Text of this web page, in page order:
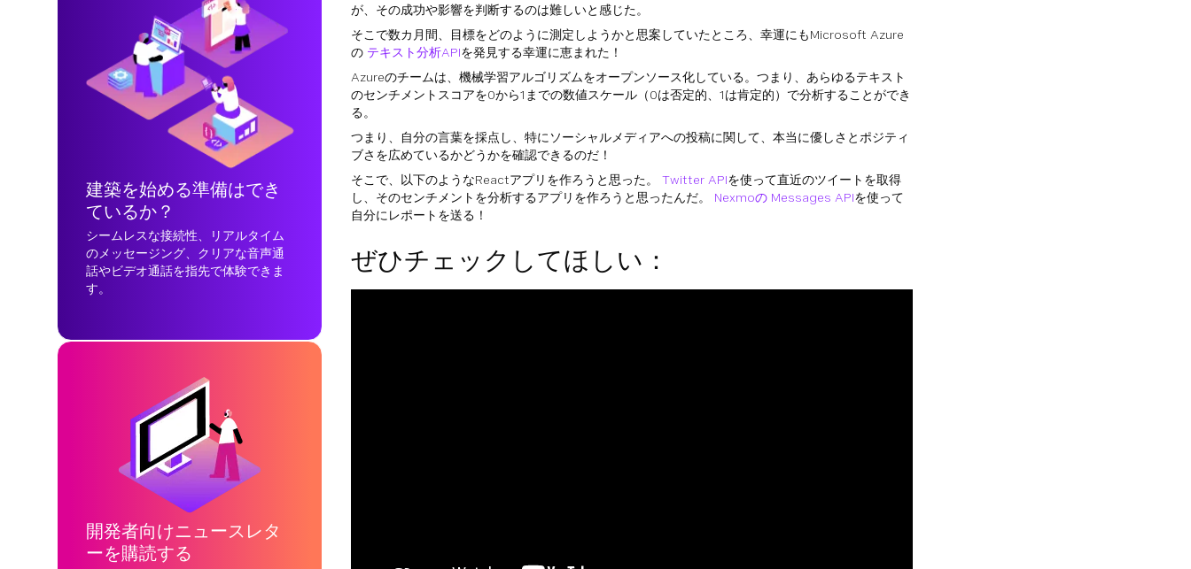
建築を始める準備はでき
ているか？
シームレスな接続性、リアルタイム
のメッセージング、クリアな音声通
話やビデオ通話を指先で体験できま
す。
開発者向けニュースレタ
ーを購読する
が、その成功や影響を判断するのは難しいと感じた。
そこで数カ月間、目標をどのように測定しようかと思案していたところ、幸運にもMicrosoft Azure
の テキスト分析APIを発見する幸運に恵まれた！
Azureのチームは、機械学習アルゴリズムをオープンソース化している。つまり、あらゆるテキスト
のセンチメントスコアを0から1までの数値スケール（0は否定的、1は肯定的）で分析することができ
る。
つまり、自分の言葉を採点し、特にソーシャルメディアへの投稿に関して、本当に優しさとポジティ
ブさを広めているかどうかを確認できるのだ！
そこで、以下のようなReactアプリを作ろうと思った。 Twitter APIを使って直近のツイートを取得
し、そのセンチメントを分析するアプリを作ろうと思ったんだ。 Nexmoの Messages APIを使って
自分にレポートを送る！
ぜひチェックしてほしい：